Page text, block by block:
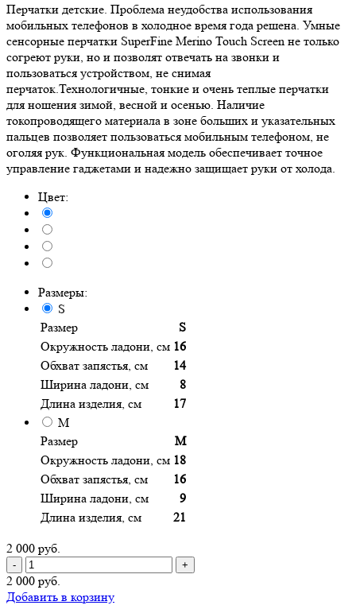
Перчатки детские. Проблема неудобства использования
мобильных телефонов в холодное время года решена. Умные
сенсорные перчатки SuperFine Merino Touch Screen не только
согреют руки, но и позволят отвечать на звонки и
пользоваться устройством, не снимая
перчаток.Технологичные, тонкие и очень теплые перчатки
для ношения зимой, весной и осенью. Наличие
токопроводящего материала в зоне больших и указательных
пальцев позволяет пользоваться мобильным телефоном, не
оголяя рук. Функциональная модель обеспечивает точное
управление гаджетами и надежно защищает руки от холода.
Цвет:
Размеры:
S
Размер
S
Окружность ладони, см 16
Обхват запястья, см
14
Ширина ладони, см
8
Длина изделия, см
17
M
Размер
M
Окружность ладони, см 18
Обхват запястья, см
16
Ширина ладони, см
9
Длина изделия, см
21
2 000 руб.
- +
2 000 руб.
Добавить в корзину